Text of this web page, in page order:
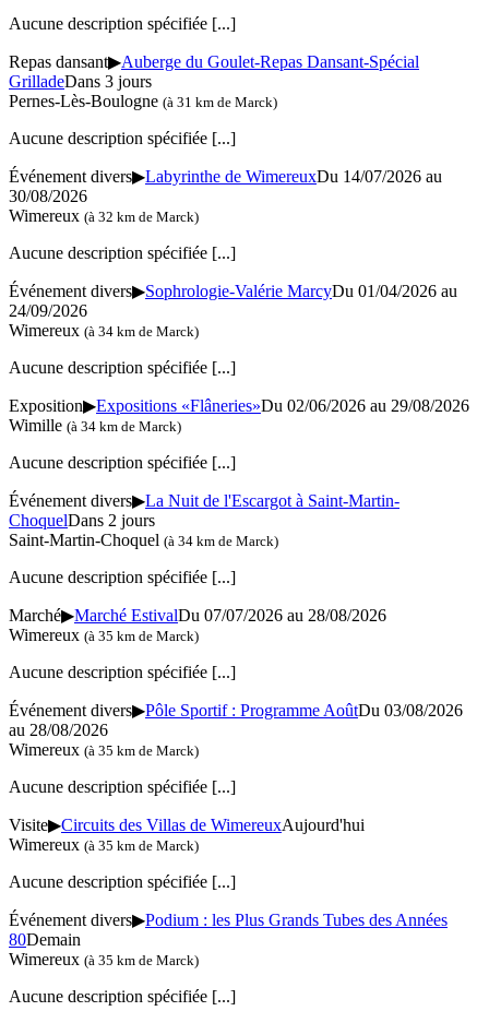
Aucune description spécifiée [...]
Repas dansant▶Auberge du Goulet-Repas Dansant-Spécial
GrilladeDans 3 jours
Pernes-Lès-Boulogne (à 31 km de Marck)
Aucune description spécifiée [...]
Événement divers▶Labyrinthe de WimereuxDu 14/07/2026 au
30/08/2026
Wimereux (à 32 km de Marck)
Aucune description spécifiée [...]
Événement divers▶Sophrologie-Valérie MarcyDu 01/04/2026 au
24/09/2026
Wimereux (à 34 km de Marck)
Aucune description spécifiée [...]
Exposition▶Expositions «Flâneries»Du 02/06/2026 au 29/08/2026
Wimille (à 34 km de Marck)
Aucune description spécifiée [...]
Événement divers▶La Nuit de l'Escargot à Saint-Martin-
ChoquelDans 2 jours
Saint-Martin-Choquel (à 34 km de Marck)
Aucune description spécifiée [...]
Marché▶Marché EstivalDu 07/07/2026 au 28/08/2026
Wimereux (à 35 km de Marck)
Aucune description spécifiée [...]
Événement divers▶Pôle Sportif : Programme AoûtDu 03/08/2026
au 28/08/2026
Wimereux (à 35 km de Marck)
Aucune description spécifiée [...]
Visite▶Circuits des Villas de WimereuxAujourd'hui
Wimereux (à 35 km de Marck)
Aucune description spécifiée [...]
Événement divers▶Podium : les Plus Grands Tubes des Années
80Demain
Wimereux (à 35 km de Marck)
Aucune description spécifiée [...]